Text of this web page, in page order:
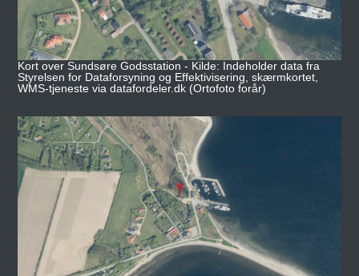
Kort over Sundsøre Godsstation - Kilde: Indeholder data fra
Styrelsen for Dataforsyning og Effektivisering, skærmkortet,
WMS-tjeneste via datafordeler.dk (Ortofoto forår)